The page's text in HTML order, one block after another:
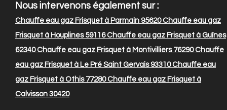
Nous intervenons également sur :
Chauffe eau gaz Frisquet à Parmain 95620Chauffe eau gaz
Frisquet à Houplines 59116Chauffe eau gaz Frisquet à Guînes
62340Chauffe eau gaz Frisquet à Montivilliers 76290Chauffe
eau gaz Frisquet à Le Pré Saint Gervais 93310Chauffe eau
gaz Frisquet à Othis 77280Chauffe eau gaz Frisquet à
Calvisson 30420